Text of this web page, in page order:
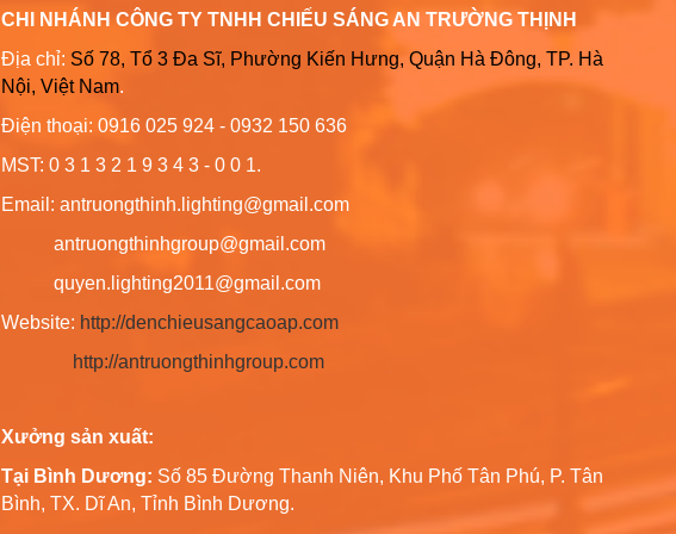
CHI NHÁNH CÔNG TY TNHH CHIẾU SÁNG AN TRƯỜNG THỊNH
Địa chỉ: Số 78, Tổ 3 Đa Sĩ, Phường Kiến Hưng, Quận Hà Đông, TP. Hà
Nội, Việt Nam.
Điện thoại: 0916 025 924 - 0932 150 636
MST: 0 3 1 3 2 1 9 3 4 3 - 0 0 1.
Email: antruongthinh.lighting@gmail.com
antruongthinhgroup@gmail.com
quyen.lighting2011@gmail.com
Website: http://denchieusangcaoap.com
http://antruongthinhgroup.com
Xưởng sản xuất:
Tại Bình Dương: Số 85 Đường Thanh Niên, Khu Phố Tân Phú, P. Tân
Bình, TX. Dĩ An, Tỉnh Bình Dương.